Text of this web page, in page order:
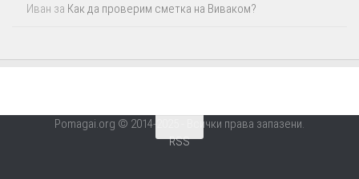
Иван за Как да проверим сметка на Виваком?
Pomagai.org © 2014-2025 - Всички права запазени.
RSS